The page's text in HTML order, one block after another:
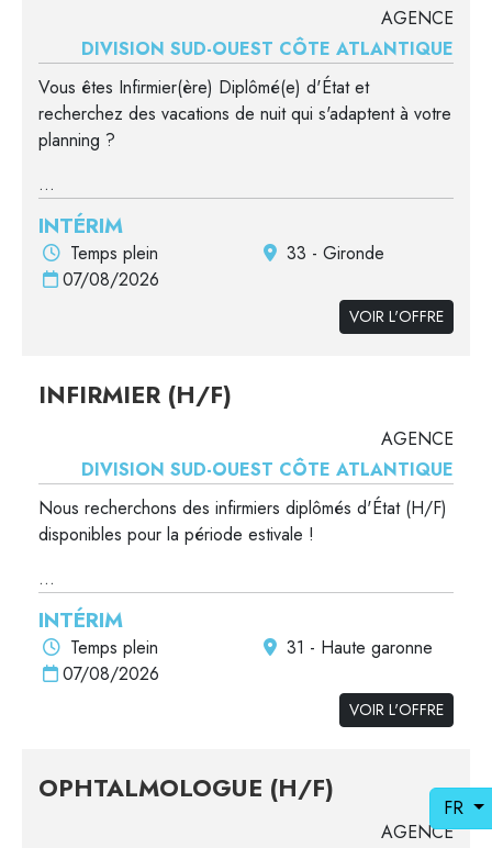
FR
AGENCE
DIVISION SUD-OUEST CÔTE ATLANTIQUE
Vous êtes Infirmier(ère) Diplômé(e) d'État et
recherchez des vacations de nuit qui s'adaptent à votre
planning ?
...
INTÉRIM
Temps plein
33 - Gironde
07/08/2026
VOIR L'OFFRE
INFIRMIER (H/F)
AGENCE
DIVISION SUD-OUEST CÔTE ATLANTIQUE
Nous recherchons des infirmiers diplômés d'État (H/F)
disponibles pour la période estivale !
...
INTÉRIM
Temps plein
31 - Haute garonne
07/08/2026
VOIR L'OFFRE
OPHTALMOLOGUE (H/F)
AGENCE